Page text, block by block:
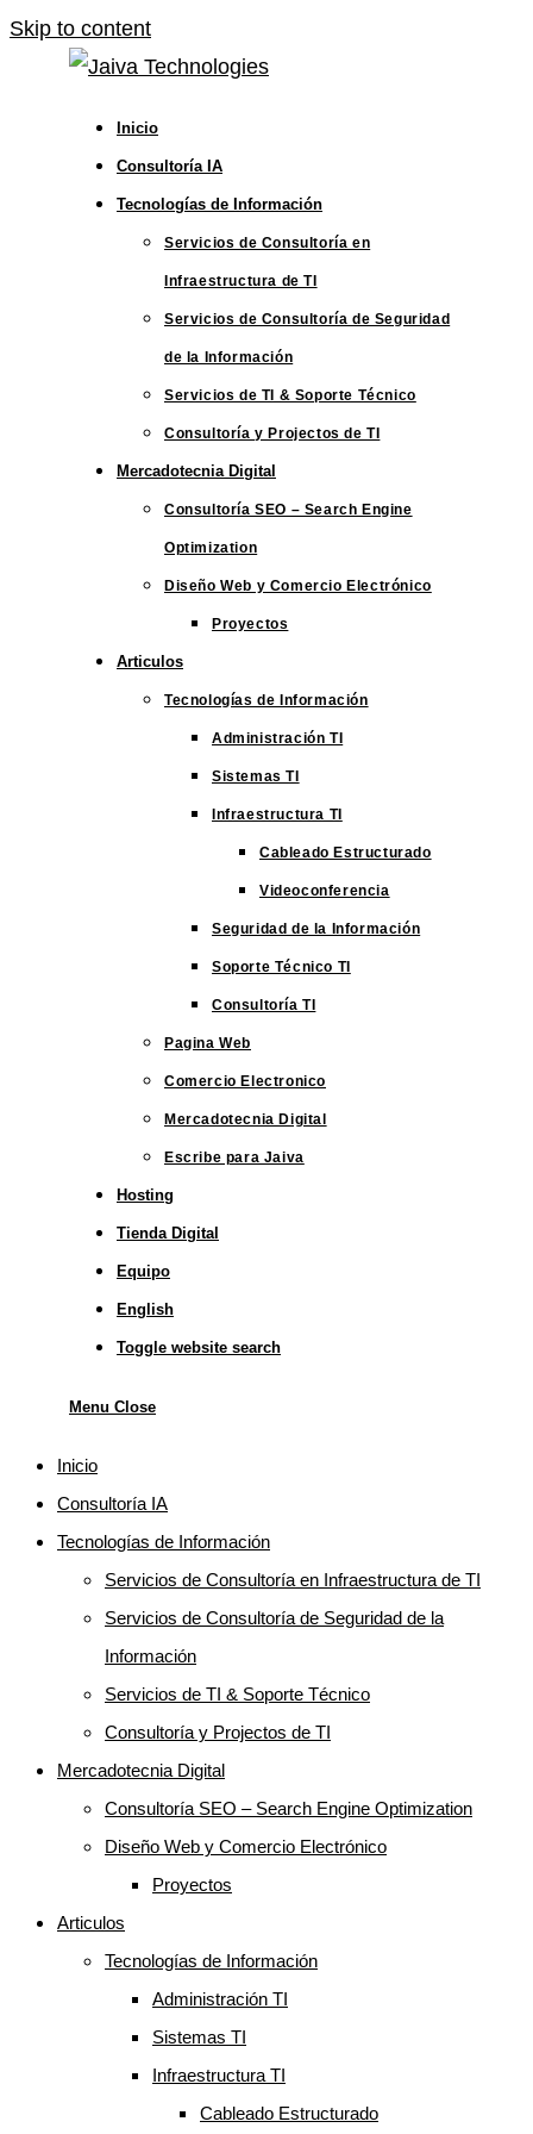
Skip to content
Inicio
Consultoría IA
Tecnologías de Información
Servicios de Consultoría en
Infraestructura de TI
Servicios de Consultoría de Seguridad
de la Información
Servicios de TI & Soporte Técnico
Consultoría y Projectos de TI
Mercadotecnia Digital
Consultoría SEO – Search Engine
Optimization
Diseño Web y Comercio Electrónico
Proyectos
Articulos
Tecnologías de Información
Administración TI
Sistemas TI
Infraestructura TI
Cableado Estructurado
Videoconferencia
Seguridad de la Información
Soporte Técnico TI
Consultoría TI
Pagina Web
Comercio Electronico
Mercadotecnia Digital
Escribe para Jaiva
Hosting
Tienda Digital
Equipo
English
Toggle website search
Menu Close
Inicio
Consultoría IA
Tecnologías de Información
Servicios de Consultoría en Infraestructura de TI
Servicios de Consultoría de Seguridad de la
Información
Servicios de TI & Soporte Técnico
Consultoría y Projectos de TI
Mercadotecnia Digital
Consultoría SEO – Search Engine Optimization
Diseño Web y Comercio Electrónico
Proyectos
Articulos
Tecnologías de Información
Administración TI
Sistemas TI
Infraestructura TI
Cableado Estructurado